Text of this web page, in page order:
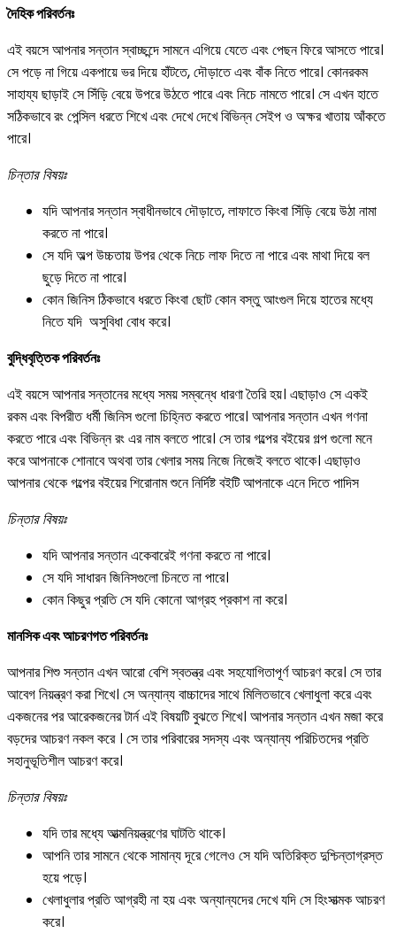
দৈহিক পরিবর্তনঃ
এই বয়সে আপনার সন্তান স্বাচ্ছন্দে সামনে এগিয়ে যেতে এবং পেছন ফিরে আসতে পারে।
সে পড়ে না গিয়ে একপায়ে ভর দিয়ে হাঁটতে, দৌড়াতে এবং বাঁক নিতে পারে। কোনরকম
সাহায্য ছাড়াই সে সিঁড়ি বেয়ে উপরে উঠতে পারে এবং নিচে নামতে পারে। সে এখন হাতে
সঠিকভাবে রং পেন্সিল ধরতে শিখে এবং দেখে দেখে বিভিন্ন সেইপ ও অক্ষর খাতায় আঁকতে
পারে।
চিন্তার বিষয়ঃ
যদি আপনার সন্তান স্বাধীনভাবে দৌড়াতে, লাফাতে কিংবা সিঁড়ি বেয়ে উঠা নামা
করতে না পারে।
সে যদি অল্প উচ্চতায় উপর থেকে নিচে লাফ দিতে না পারে এবং মাথা দিয়ে বল
ছুড়ে দিতে না পারে।
কোন জিনিস ঠিকভাবে ধরতে কিংবা ছোট কোন বস্তু আংগুল দিয়ে হাতের মধ্যে
নিতে যদি অসুবিধা বোধ করে।
বুদ্ধিবৃত্তিক পরিবর্তনঃ
এই বয়সে আপনার সন্তানের মধ্যে সময় সম্বন্ধে ধারণা তৈরি হয়। এছাড়াও সে একই
রকম এবং বিপরীত ধর্মী জিনিস গুলো চিহ্নিত করতে পারে। আপনার সন্তান এখন গণনা
করতে পারে এবং বিভিন্ন রং এর নাম বলতে পারে। সে তার গল্পের বইয়ের গল্প গুলো মনে
করে আপনাকে শোনাবে অথবা তার খেলার সময় নিজে নিজেই বলতে থাকে। এছাড়াও‌
আপনার থেকে গল্পের বইয়ের শিরোনাম শুনে নির্দিষ্ট বইটি আপনাকে এনে দিতে পাদিস
চিন্তার বিষয়ঃ
যদি আপনার সন্তান একেবারেই গণনা করতে না পারে।
সে যদি সাধারন জিনিসগুলো চিনতে না পারে।
কোন কিছুর প্রতি সে যদি কোনো আগ্রহ প্রকাশ না করে।
মানসিক এবং আচরণগত পরিবর্তনঃ
আপনার শিশু সন্তান এখন আরো বেশি স্বতন্ত্র এবং সহযোগিতাপূর্ণ আচরণ করে। সে তার
আবেগ নিয়ন্ত্রণ করা শিখে। সে অন্যান্য বাচ্চাদের সাথে মিলিতভাবে খেলাধুলা করে এবং
একজনের পর আরেকজনের টার্ন এই বিষয়টি বুঝতে শিখে। আপনার সন্তান এখন মজা করে
বড়দের আচরণ নকল করে । সে তার পরিবারের সদস্য এবং অন্যান্য পরিচিতদের প্রতি
সহানুভূতিশীল আচরণ করে।
চিন্তার বিষয়ঃ
যদি তার মধ্যে আত্মনিয়ন্ত্রণের ঘাটতি থাকে।
আপনি তার সামনে থেকে সামান্য দূরে গেলেও সে যদি অতিরিক্ত দুশ্চিন্তাগ্রস্ত
হয়ে পড়ে।
খেলাধুলার প্রতি আগ্রহী না হয় এবং অন্যান্যদের দেখে যদি সে হিংসাত্মক আচরণ
করে।